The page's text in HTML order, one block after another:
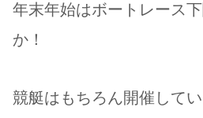
年末年始はボートレース
か！
競艇はもちろん開催して